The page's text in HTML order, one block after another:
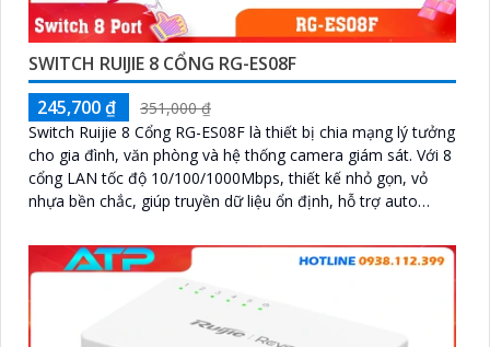
SWITCH RUIJIE 8 CỔNG RG-ES08F
245,700 ₫
351,000 ₫
Switch Ruijie 8 Cổng RG-ES08F là thiết bị chia mạng lý tưởng
cho gia đình, văn phòng và hệ thống camera giám sát. Với 8
cổng LAN tốc độ 10/100/1000Mbps, thiết kế nhỏ gọn, vỏ
nhựa bền chắc, giúp truyền dữ liệu ổn định, hỗ trợ auto
quả, dễ lắp đặt và sử dụng